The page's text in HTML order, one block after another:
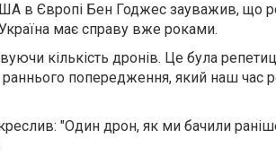
в Європі Бен Годжес зауважив, що
має справу вже роками.
кількість дронів. Це була
попередження, який наш час
"Один дрон, як ми бачили